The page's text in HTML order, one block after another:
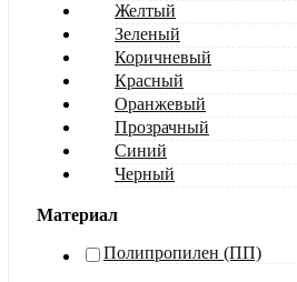
Желтый
Зеленый
Коричневый
Красный
Оранжевый
Прозрачный
Синий
Черный
Материал
Полипропилен (ПП)